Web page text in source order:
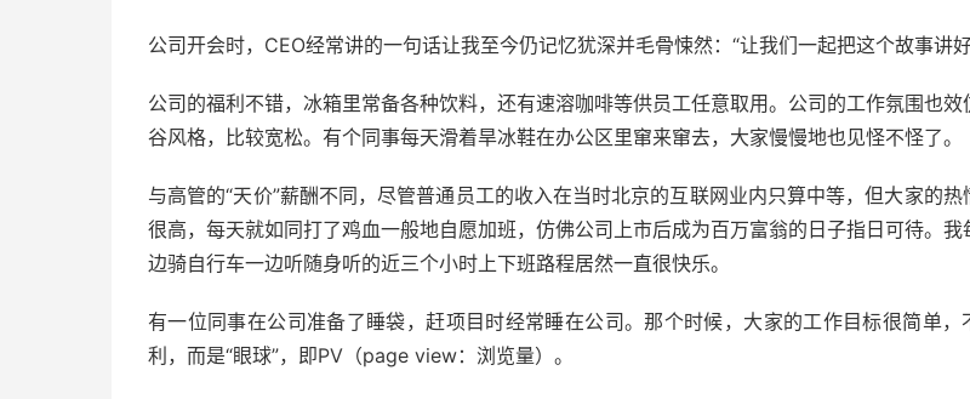
公司开会时，CEO经常讲的一句话让我至今仍记忆犹深并毛骨悚然：“让我们一起把这个故事讲
公司的福利不错，冰箱里常备各种饮料，还有速溶咖啡等供员工任意取用。公司的工作氛围也效
谷风格，比较宽松。有个同事每天滑着旱冰鞋在办公区里窜来窜去，大家慢慢地也见怪不怪了。
与高管的“天价”薪酬不同，尽管普通员工的收入在当时北京的互联网业内只算中等，但大家的热
很高，每天就如同打了鸡血一般地自愿加班，仿佛公司上市后成为百万富翁的日子指日可待。我
边骑自行车一边听随身听的近三个小时上下班路程居然一直很快乐。
有一位同事在公司准备了睡袋，赶项目时经常睡在公司。那个时候，大家的工作目标很简单，
利，而是“眼球”，即PV（page view：浏览量）。